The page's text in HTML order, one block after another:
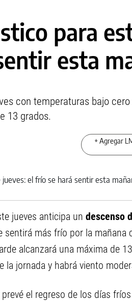
para
esta
con temperaturas bajo
13 grados.
+ Agregar
jueves anticipa un descenso
sentirá más frío por la
alcanzará una máxima de
la jornada y habrá viento
el regreso de los días